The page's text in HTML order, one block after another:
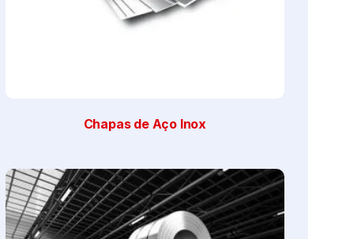
Chapas de Aço Inox